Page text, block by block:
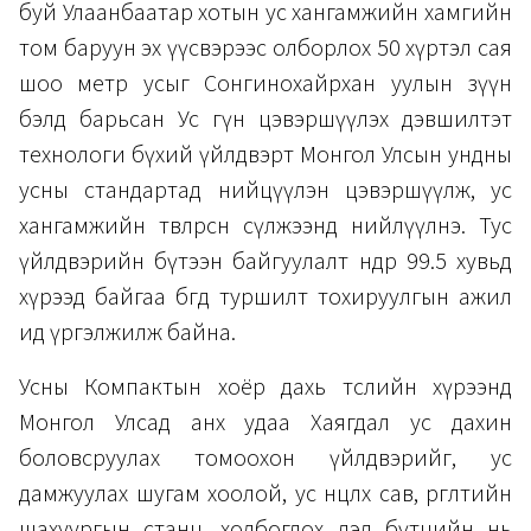
буй Улаанбаатар хотын ус хангамжийн хамгийн
том баруун эх үүсвэрээс олборлох 50 хүртэл сая
шоо метр усыг Сонгинохайрхан уулын зүүн
бэлд барьсан Ус гүн цэвэршүүлэх дэвшилтэт
технологи бүхий үйлдвэрт Монгол Улсын ундны
усны стандартад нийцүүлэн цэвэршүүлж, ус
хангамжийн төвлөрсөн сүлжээнд нийлүүлнэ. Тус
үйлдвэрийн бүтээн байгуулалт өнөөдөр 99.5 хувьд
хүрээд байгаа бөгөөд туршилт тохируулгын ажил
ид үргэлжилж байна.
Усны Компактын хоёр дахь төслийн хүрээнд
Монгол Улсад анх удаа Хаягдал ус дахин
боловсруулах томоохон үйлдвэрийг, ус
дамжуулах шугам хоолой, ус нөөцлөх сав, өргөлтийн